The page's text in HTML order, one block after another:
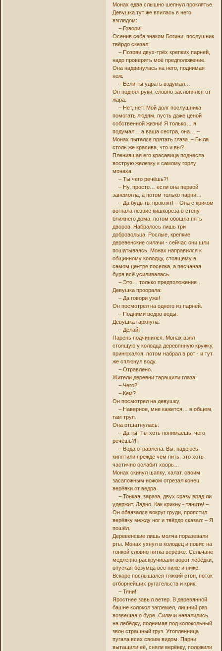
Монах едва слышно шепнул проклятье.
Девушка тут же впилась в него
взглядом:
– Говори!
Осенив себя знаком Богини, послушник
твёрдо сказал:
– Позови двух-трёх крепких парней,
надо проверить моё предположение.
Она надвинулась на него, поднимая
нож:
– Если ты удрать вздумал…
Он поднял руки, словно заслонялся от
жара.
– Нет, нет! Мой долг послушника
помогать людям, пусть даже ценой
собственной жизни! Я только… я
подумал… а ваша сестра, она… –
Монах пытался прятать глаза. – Была
столь же красива, что и вы?
Пленившая его красавица поднесла
вострую железку к самому горлу
монаха.
– Ты чего речёшь?!
– Ну, просто… если она первой
занемогла, а потом только парни…
– Да будь ты проклят! – Она с криком
вогнала лезвие кишкореза в стену
ближнего дома, потом обошла пять
дворов. Набралось лишь три
добровольца. Рослые, крепкие
деревенские силачи - сейчас они шли
пошатываясь. Монах направился к
общинному колодцу, стоящему в
самом центре поселка, а песчаная
буря всё усиливалась.
– Это… только предположение…
Девушка проорала:
– Да говори уже!
Он посмотрел на одного из парней.
– Подними ведро воды.
Девушка гаркнула:
– Делай!
Парень подчинился. Монах взял
стоящую у колодца деревянную кружку,
принюхался, потом набрал в рот - и тут
же сплюнул воду.
– Отравлено.
Жители деревни таращили глаза:
– Чего?
– Кем?
Он посмотрел на девушку.
– Наверное, мне кажется… в общем,
там труп.
Она отшатнулась:
– Да ты! Ты хоть понимаешь, чего
речёшь?!
– Вода отравлена. Вы, надеюсь,
кипятили прежде чем пить, это хоть
частично ослабит хворь…
Монах скинул шапку, халат, своим
засапожным ножом отрезал конец
верёвки от ведра.
– Тонкая, зараза, двух сразу вряд ли
удержит. Ладно. Как крикну - тяните! –
Он обвязался вокруг груди, пропстил
верёвку между ног и твёрдо сказал: – Я
пошёл.
Деревенские лишь молча поразевали
рты. Монах ухнул в колодец и повис на
тонкой словно нитка верёвке. Сельчане
медленно раскручивали ворот лебёдки,
опуская безумца всё ниже и ниже.
Вскоре послышался тяжкий стон, поток
отборнейших ругательств и крик:
– Тяни!
Яростнее завыл ветер. В деревянной
башне колокол загремел, лишний раз
возвещая о буре. Силачи навалились
на лебёдку, поднимая под колокольный
звон страшный груз. Утопленница
пугала всех своим видом. Парни
вытащили её, сняли верёвку, положили